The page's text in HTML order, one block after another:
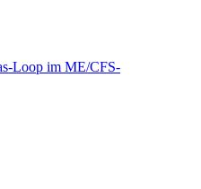
Loop im ME/CFS-